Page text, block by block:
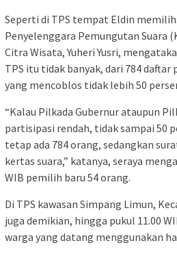
Seperti di TPS tempat Eldin
Penyelenggara Pemungutan Suara
Citra Wisata, Yuheri Yusri,
TPS itu tidak banyak, dari 784
yang mencoblos tidak lebih 50
“Kalau Pilkada Gubernur ataupun
partisipasi rendah, tidak sampai 50
tetap ada 784 orang, sedangkan
kertas suara,” katanya, seraya
WIB pemilih baru 54 orang.
Di TPS kawasan Simpang Limun,
juga demikian, hingga pukul 11.00
warga yang datang menggunakan